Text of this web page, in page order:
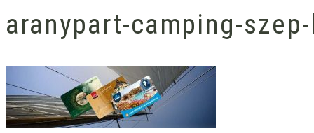
aranypart-camping-